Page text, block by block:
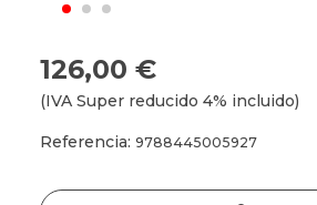
126,00 €
(IVA Super reducido 4% incluido)
Referencia: 9788445005927